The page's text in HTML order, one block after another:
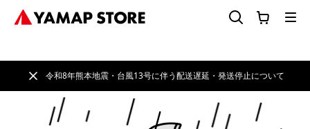
令和8年熊本地震・台風13号に伴う配送遅延・発送停止について